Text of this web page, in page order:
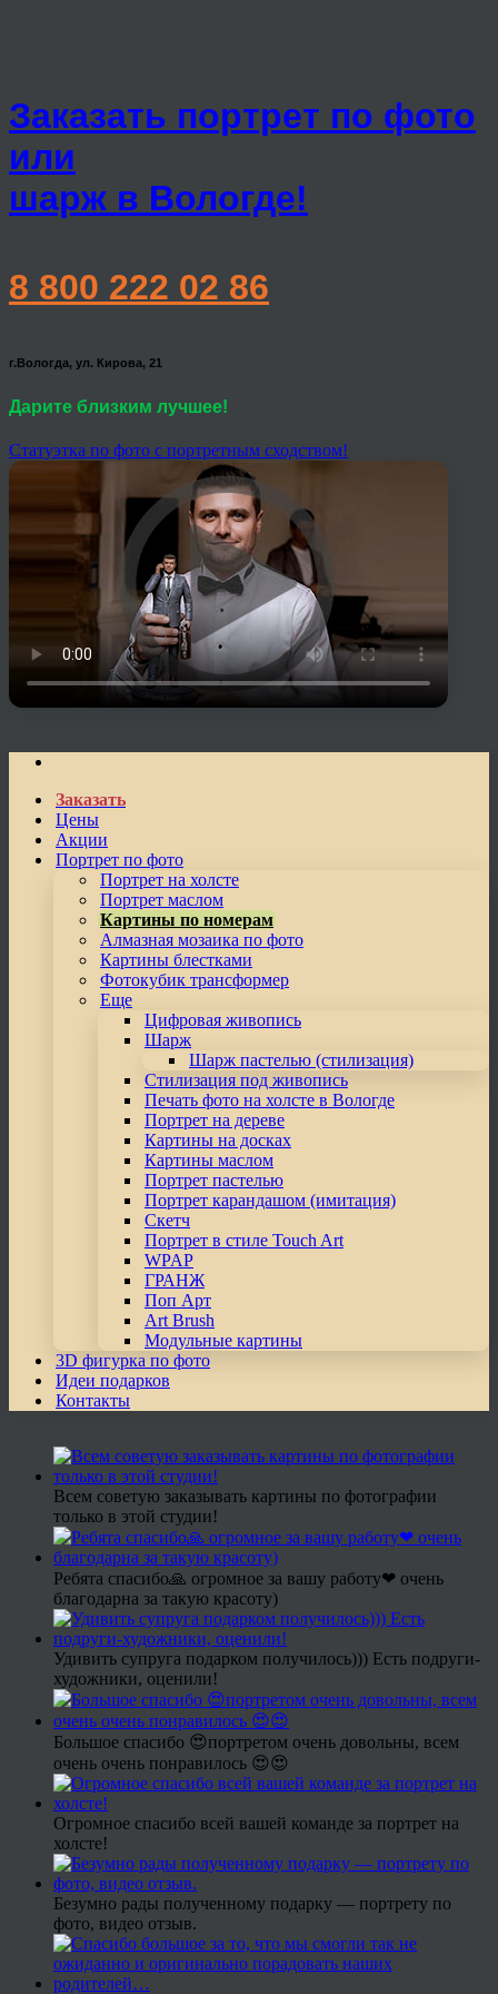
Заказать портрет по фото
или
шарж в Вологде!
8 800 222 02 86
г.Вологда, ул. Кирова, 21
Дарите близким лучшее!
Статуэтка по фото с портретным сходством!
Заказать
Цены
Акции
Портрет по фото
Портрет на холсте
Портрет маслом
Картины по номерам
Алмазная мозаика по фото
Картины блестками
Фотокубик трансформер
Еще
Цифровая живопись
Шарж
Шарж пастелью (стилизация)
Стилизация под живопись
Печать фото на холсте в Вологде
Портрет на дереве
Картины на досках
Картины маслом
Портрет пастелью
Портрет карандашом (имитация)
Скетч
Портрет в стиле Touch Art
WPAP
ГРАНЖ
Поп Арт
Art Brush
Модульные картины
3D фигурка по фото
Идеи подарков
Контакты
Всем советую заказывать картины по фотографии
только в этой студии!
Ребята спасибо🙏 огромное за вашу работу❤ очень
благодарна за такую красоту)
Удивить супруга подарком получилось))) Есть подруги-
художники, оценили!
Большое спасибо 😍портретом очень довольны, всем
очень очень понравилось 😍😍
Огромное спасибо всей вашей команде за портрет на
холсте!
Безумно рады полученному подарку — портрету по
фото, видео отзыв.